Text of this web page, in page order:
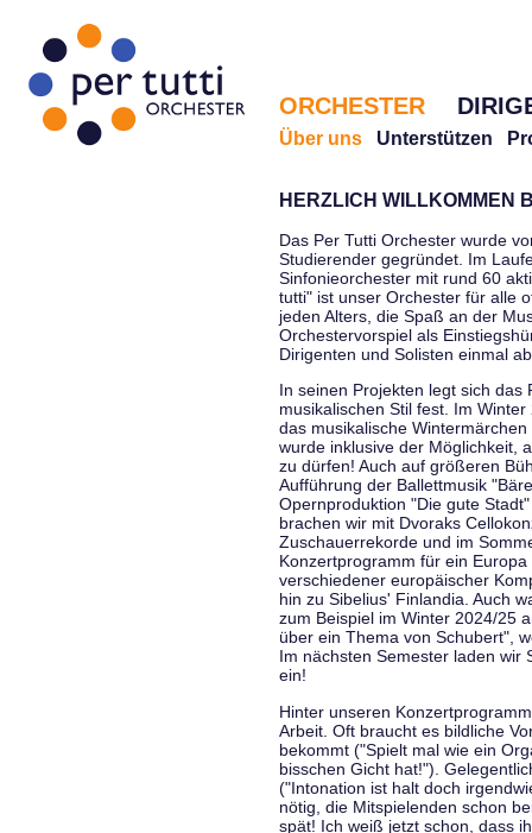
ORCHESTER
Über uns Unterstützen
HERZLICH WILLKOMMEN
Das Per Tutti Orchester wurde
Studierender gegründet. Im
Sinfonieorchester mit rund 60
tutti" ist unser Orchester für alle
jeden Alters, die Spaß an der
Orchestervorspiel als
Dirigenten und Solisten einmal
In seinen Projekten legt sich das
musikalischen Stil fest. Im
das musikalische
wurde inklusive der Möglichkeit,
zu dürfen! Auch auf größeren
Aufführung der Ballettmusik
Opernproduktion "Die gute
brachen wir mit Dvoraks
Zuschauerrekorde und im
Konzertprogramm für ein
verschiedener europäischer
hin zu Sibelius' Finlandia. Auch
zum Beispiel im Winter 2024/25
über ein Thema von Schubert",
Im nächsten Semester laden wir
ein!
Hinter unseren
Arbeit. Oft braucht es bildliche
bekommt ("Spielt mal wie ein
bisschen Gicht hat!").
("Intonation ist halt doch
nötig, die Mitspielenden schon
spät! Ich weiß jetzt schon, dass